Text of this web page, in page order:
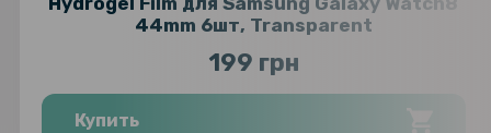
44mm 6шт, Transparent
199 грн
Купить